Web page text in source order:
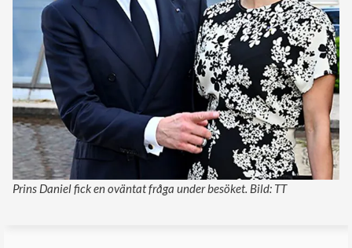
Prins Daniel fick en oväntat fråga under besöket. Bild: TT